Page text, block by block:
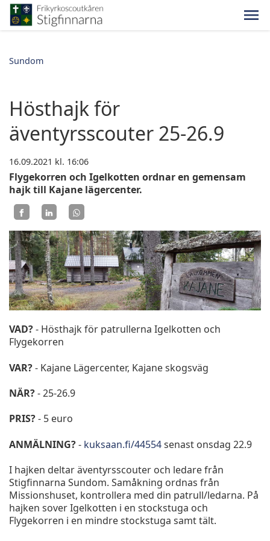
Sundom
Hösthajk för
äventyrsscouter 25-26.9
16.09.2021 kl. 16:06
Flygekorren och Igelkotten ordnar en gemensam
hajk till Kajane lägercenter.
VAD?- Hösthajk för patrullerna Igelkotten och
Flygekorren
VAR?- Kajane Lägercenter, Kajane skogsväg
NÄR?- 25-26.9
PRIS?- 5 euro
ANMÄLNING?- kuksaan.fi/44554senast onsdag 22.9
I hajken deltar äventyrsscouter och ledare från
Stigfinnarna Sundom. Samåkning ordnas från
Missionshuset, kontrollera med din patrull/ledarna. På
hajken sover Igelkotten i en stockstuga och
Flygekorren i en mindre stockstuga samt tält.